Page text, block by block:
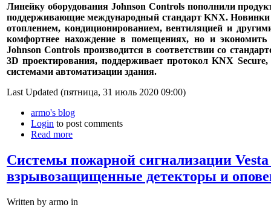
Линейку оборудования Johnson Controls пополнили
поддерживающие международный стандарт KNX. Новинки
отоплением, кондиционированием, вентиляцией и
комфортнее нахождение в помещениях, но и экономить
Johnson Controls производится в соответствии со
3D проектирования, поддерживает протокол KNX
системами автоматизации здания.
Last Updated (пятница, 31 июль 2020 09:00)
armo's blog
Login to post comments
Read more
Системы пожарной сигнализации
взрывозащищенные детекторы и
Written by armo in